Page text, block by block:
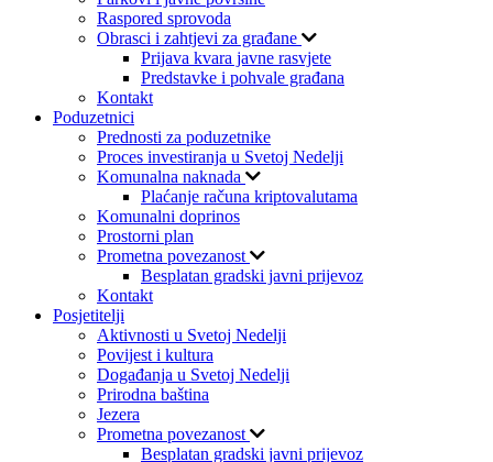
Raspored sprovoda
Obrasci i zahtjevi za građane
Prijava kvara javne rasvjete
Predstavke i pohvale građana
Kontakt
Poduzetnici
Prednosti za poduzetnike
Proces investiranja u Svetoj Nedelji
Komunalna naknada
Plaćanje računa kriptovalutama
Komunalni doprinos
Prostorni plan
Prometna povezanost
Besplatan gradski javni prijevoz
Kontakt
Posjetitelji
Aktivnosti u Svetoj Nedelji
Povijest i kultura
Događanja u Svetoj Nedelji
Prirodna baština
Jezera
Prometna povezanost
Besplatan gradski javni prijevoz